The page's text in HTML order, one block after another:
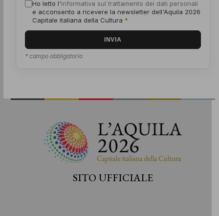
Ho letto l'informativa sul trattamento dei dati personali
e acconsento a ricevere la newsletter dell'Aquila 2026
Capitale italiana della Cultura *
* campo obbligatorio
SITO UFFICIALE